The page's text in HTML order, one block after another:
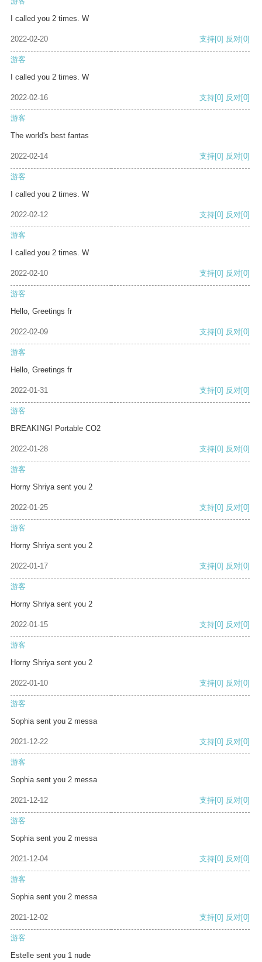
I called you 2 times. W
2022-02-20 支持[0] 反对[0]
游客
I called you 2 times. W
2022-02-16 支持[0] 反对[0]
游客
The world's best fantas
2022-02-14 支持[0] 反对[0]
游客
I called you 2 times. W
2022-02-12 支持[0] 反对[0]
游客
I called you 2 times. W
2022-02-10 支持[0] 反对[0]
游客
Hello, Greetings fr
2022-02-09 支持[0] 反对[0]
游客
Hello, Greetings fr
2022-01-31 支持[0] 反对[0]
游客
BREAKING! Portable CO2
2022-01-28 支持[0] 反对[0]
游客
Horny Shriya sent you 2
2022-01-25 支持[0] 反对[0]
游客
Horny Shriya sent you 2
2022-01-17 支持[0] 反对[0]
游客
Horny Shriya sent you 2
2022-01-15 支持[0] 反对[0]
游客
Horny Shriya sent you 2
2022-01-10 支持[0] 反对[0]
游客
Sophia sent you 2 messa
2021-12-22 支持[0] 反对[0]
游客
Sophia sent you 2 messa
2021-12-12 支持[0] 反对[0]
游客
Sophia sent you 2 messa
2021-12-04 支持[0] 反对[0]
游客
Sophia sent you 2 messa
2021-12-02 支持[0] 反对[0]
游客
Estelle sent you 1 nude